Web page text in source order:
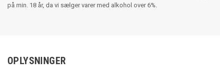
på min. 18 år, da vi sælger varer med alkohol over 6%.
OPLYSNINGER